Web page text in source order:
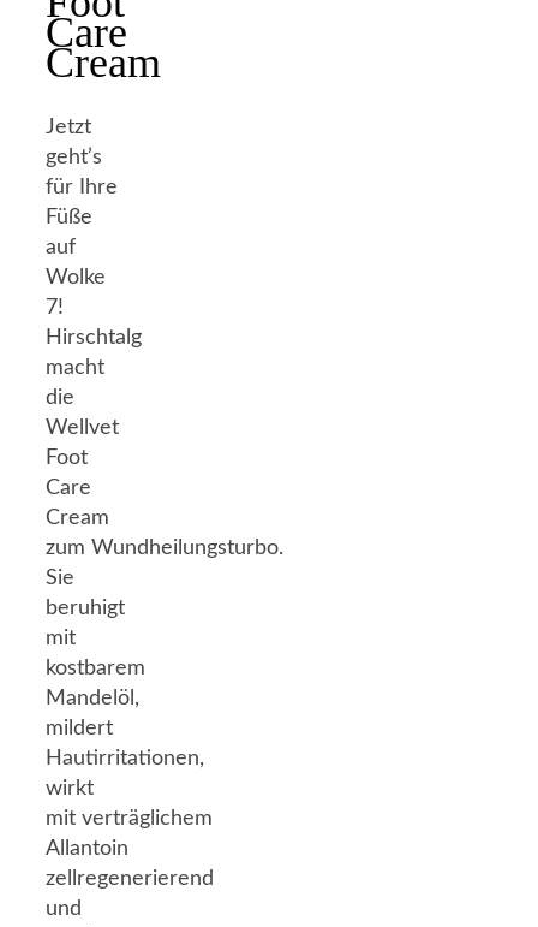
Care
Cream
Jetzt
geht’s
für Ihre
Füße
auf
Wolke
7!
Hirschtalg
macht
die
Wellvet
Foot
Care
Cream
zum Wundheilungsturbo.
Sie
beruhigt
mit
kostbarem
Mandelöl,
mildert
Hautirritationen,
wirkt
mit verträglichem
Allantoin
zellregenerierend
und